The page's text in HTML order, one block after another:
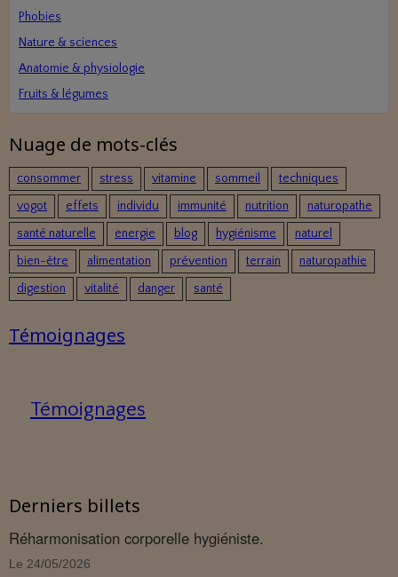
Phobies
Nature & sciences
Anatomie & physiologie
Fruits & légumes
Nuage de mots-clés
consommer stress vitamine sommeil
techniques
vogot
effets individu immunité nutrition
naturopathe
santé naturelle
energie blog hygiénisme
naturel
bien-être
alimentation prévention terrain
naturopathie
digestion
vitalité danger santé
Témoignages
Témoignages
Derniers billets
Réharmonisation corporelle hygiéniste.
Le 24/05/2026